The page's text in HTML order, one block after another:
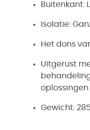
Buitenkant:
Isolatie:
Het dons
Uitgerust
oplossingen
Gewicht: